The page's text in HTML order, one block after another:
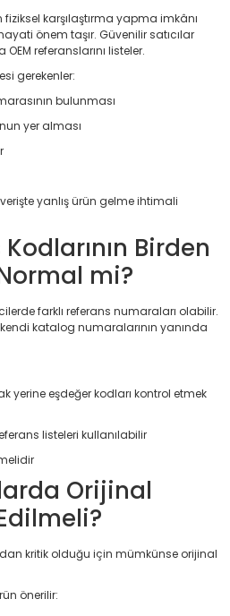
karşılaştırma yapma imkânı
önem taşır. Güvenilir satıcılar
referanslarını listeler.
gerekenler:
bulunması
yer alması
yanlış ürün gelme ihtimali
Birden
mi?
farklı referans numaraları olabilir.
katalog numaralarının yanında
yerine eşdeğer kodları kontrol etmek
listeleri kullanılabilir
Orijinal
kritik olduğu için mümkünse orijinal
önerilir: